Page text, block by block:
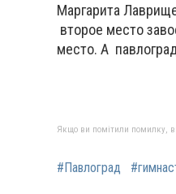
Маргарита
второе место
место. А
Якщо ви помітили помилку,
#Павлоград